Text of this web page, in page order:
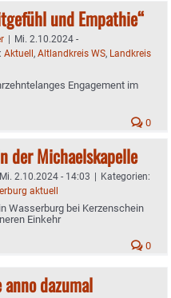
und Empathie“
| Mi. 2.10.2024 -
Aktuell, Altlandkreis WS, Landkreis
Engagement im
0
der Michaelskapelle
Mi. 2.10.2024 - 14:03 | Kategorien:
aktuell
Wasserburg bei Kerzenschein
Einkehr
0
dazumal